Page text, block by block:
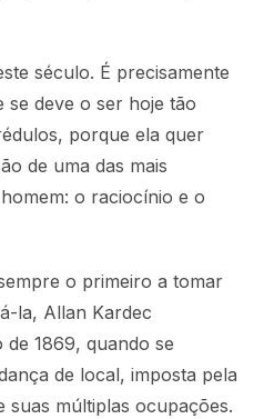
século. É precisamente
se deve o ser hoje tão
porque ela quer
de uma das mais
o raciocínio e o
o primeiro a tomar
la, Allan Kardec
1869, quando se
de local, imposta pela
suas múltiplas ocupações.